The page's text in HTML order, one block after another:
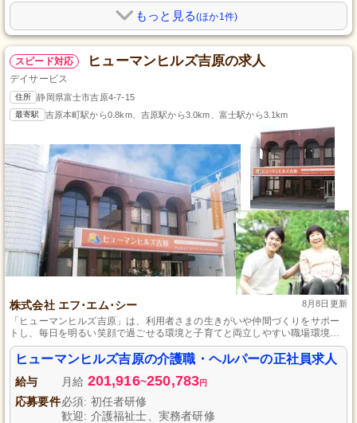
もっと見る(ほか1件)
スピード対応 ヒューマンヒルズ吉原の求人
デイサービス
住所 静岡県富士市吉原4-7-15
最寄駅 吉原本町駅から0.8km、吉原駅から3.0km、富士駅から3.1km
株式会社 エフ･エム･シー 8月8日更新
「ヒューマンヒルズ吉原」は、利用者さまの生きがいや仲間づくりをサポー
トし、毎日を明るい笑顔で過ごせる環境と子育てと両立しやすい職場環境を
提供しています。
ヒューマンヒルズ吉原の介護職・ヘルパーの正社員求人
給与 月給 201,916~250,783円
応募要件必須: 初任者研修
歓迎: 介護福祉士、実務者研修